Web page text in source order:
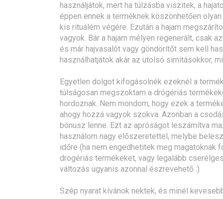
használjátok, mert ha túlzásba viszitek, a
éppen ennek a terméknek köszönhetően
kis rituálém végére. Ezután a hajam
vagyok. Bár a hajam mélyen regenerált, csak
és már hajvasalót vagy göndörítőt sem kell
használhatjátok akár az utolsó simításokkor,
Egyetlen dolgot kifogásolnék ezeknél a
túlságosan megszoktam a drógériás
hordoznak. Nem mondom, hogy ezek a
ahogy hozzá vagyok szokva. Azonban a
bónusz lenne. Ezt az apróságot leszámítva
használom nagy előszeretettel, melybe
időre (ha nem engedhetitek meg magatoknak
drogériás termékeket, vagy legalább
változás ugyanis azonnal észrevehető :)
Szép nyarat kívánok nektek, és minél